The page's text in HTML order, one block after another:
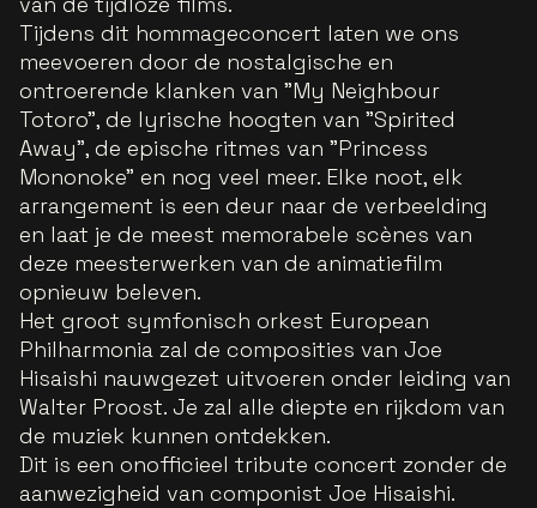
Tijdens dit hommageconcert laten we ons
meevoeren door de nostalgische en
ontroerende klanken van "My Neighbour
Totoro", de lyrische hoogten van "Spirited
Away", de epische ritmes van "Princess
Mononoke" en nog veel meer. Elke noot, elk
arrangement is een deur naar de verbeelding
en laat je de meest memorabele scènes van
deze meesterwerken van de animatiefilm
opnieuw beleven.
Het groot symfonisch orkest European
Philharmonia zal de composities van Joe
Hisaishi nauwgezet uitvoeren onder leiding van
Walter Proost. Je zal alle diepte en rijkdom van
de muziek kunnen ontdekken.
Dit is een onofficieel tribute concert zonder de
aanwezigheid van componist Joe Hisaishi.